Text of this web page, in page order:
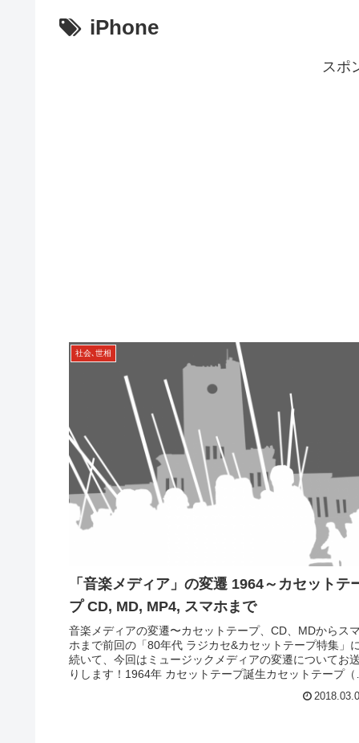
iPhone
スポ
社会､世相
「音楽メディア」の変遷 1964～カセットテ
プ CD, MD, MP4, スマホまで
音楽メディアの変遷〜カセットテープ、CD、MDからス
ホまで前回の「80年代 ラジカセ&カセットテープ特集」
続いて、今回はミュージックメディアの変遷についてお
りします！1964年 カセットテープ誕生カセットテープ（